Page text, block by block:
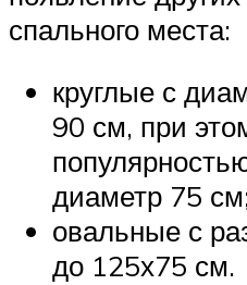
спального места:
круглые с
90 см, при
диаметр 75
овальные с
до 125х75 см.